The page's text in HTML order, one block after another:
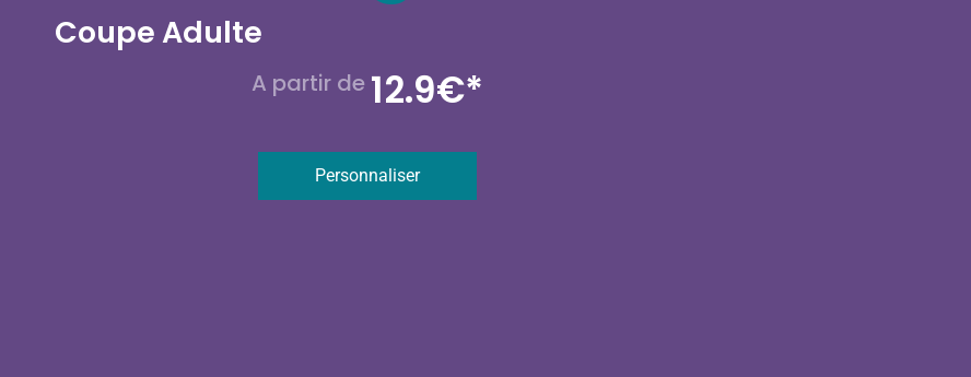
Coupe Adulte
A partir de 12.9€*
Personnaliser